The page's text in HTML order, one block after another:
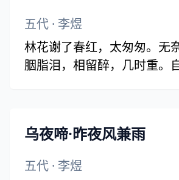
五代 · 李煜
林花谢了春红，太匆匆。无
胭脂泪，相留醉，几时重。
乌夜啼·昨夜风兼雨
五代 · 李煜